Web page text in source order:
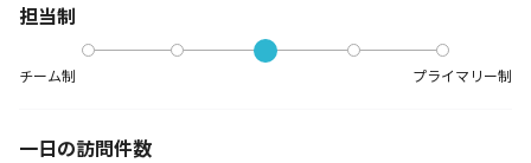
担当制
チーム制 プライマリー制
一日の訪問件数